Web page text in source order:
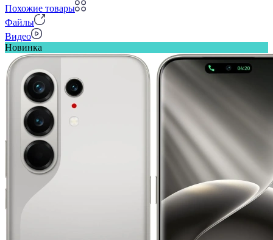
Похожие товары
Файлы
Видео
Новинка